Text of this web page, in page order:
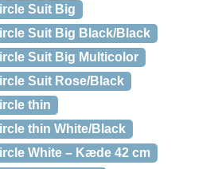
Suit Big
Suit Big Black/Black
Suit Big Multicolor
Suit Rose/Black
thin
thin White/Black
White – Kæde 42 cm